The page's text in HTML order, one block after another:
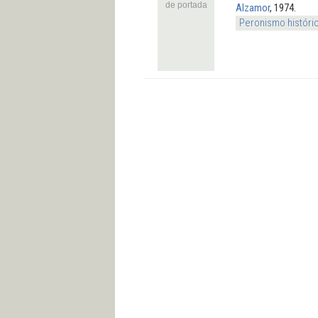
de portada
Alzamor, 1974.
Peronismo